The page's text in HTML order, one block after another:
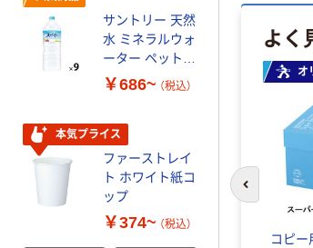
よく
オ
コピ
前のスライ
サントリー 天然
水 ミネラルウォ
ーター ペットボ
トル
￥686~ （税込）
本気プライス
ファーストレイ
ト ホワイト紙コ
ップ
￥374~ （税込）
【
本気プライ